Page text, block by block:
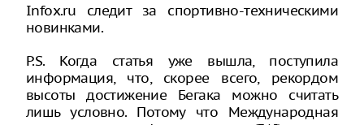
Infox.ru следит за спортивно-техническими
новинками.
P.S. Когда статья уже вышла, поступила
информация, что, скорее всего, рекордом
высоты достижение Бегака можно считать
лишь условно. Потому что Международная